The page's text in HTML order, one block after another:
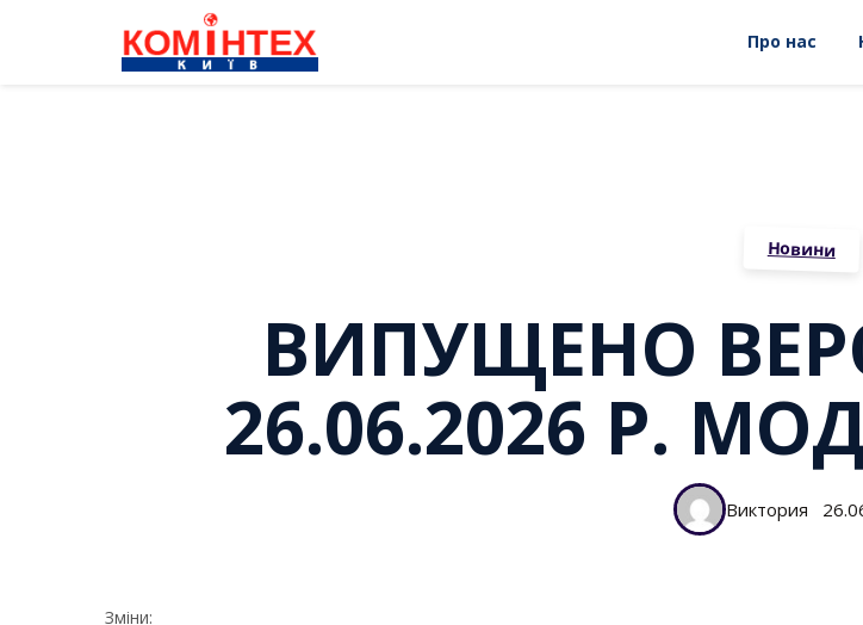
Про нас
Новини
ВИПУЩЕНО
26.06.2026 Р.
Виктория
Зміни: